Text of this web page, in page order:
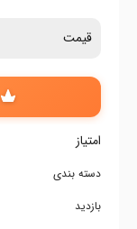
قیمت
امتیاز
دسته بندی
بازدید